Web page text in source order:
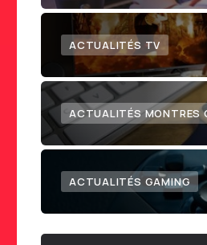
ACTUALITÉS TV
ACTUALITÉS MONTRES
ACTUALITÉS GAMING